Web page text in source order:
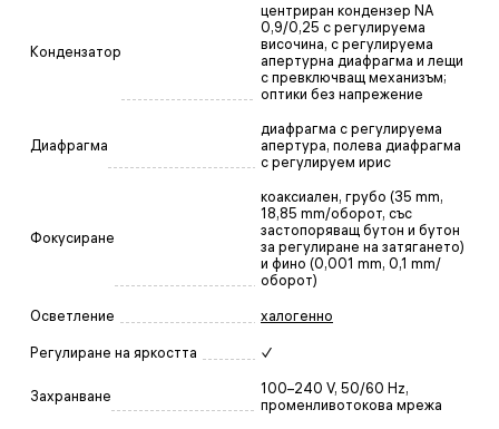
Кондензатор
центриран кондензер NA
0,9/0,25 с регулируема
височина, с регулируема
апертурна диафрагма и лещи
с превключващ механизъм;
оптики без напрежение
Диафрагма
диафрагма с регулируема
апертура, полева диафрагма
с регулируем ирис
Фокусиране
коаксиален, грубо (35 mm,
18,85 mm/оборот, със
застопоряващ бутон и бутон
за регулиране на затягането)
и фино (0,001 mm, 0,1 mm/
оборот)
Осветление халогенно
Регулиране на яркостта ✓
Захранване
100–240 V, 50/60 Hz,
променливотокова мрежа